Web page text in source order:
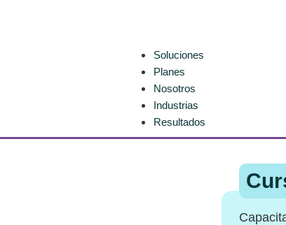
Soluciones
Planes
Nosotros
Industrias
Resultados